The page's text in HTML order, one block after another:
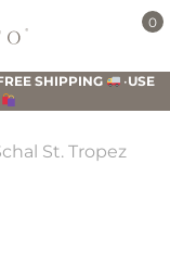
0
SHIPPING •USE
St. Tropez